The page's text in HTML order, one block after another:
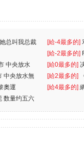
总叫我总裁
[給-4最多的]
离
[給-2最多的]
中央放水
[給0最多的]
中央放水無 [給2最多的]
奧運 [給4最多的]
数量约五六